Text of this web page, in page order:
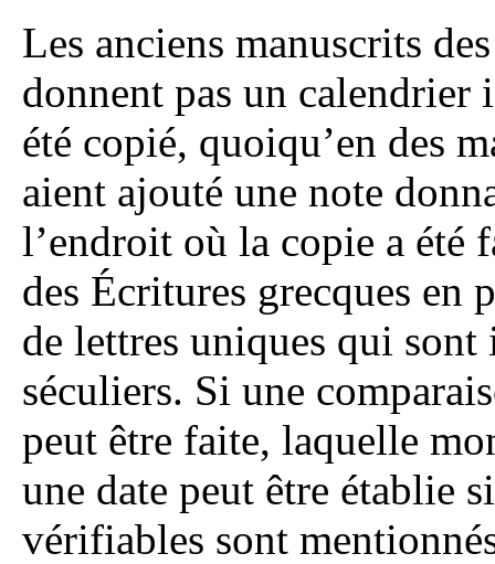
Les anciens manuscrits
donnent pas un
été copié, quoiqu’en des
aient ajouté une note
l’endroit où la copie a été
des Écritures grecques
de lettres uniques qui
séculiers. Si une
peut être faite, laquelle
une date peut être établie
vérifiables sont